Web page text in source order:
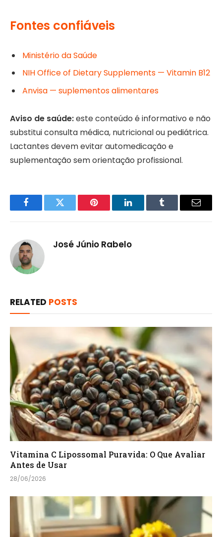
Fontes confiáveis
Ministério da Saúde
NIH Office of Dietary Supplements — Vitamin B12
Anvisa — suplementos alimentares
Aviso de saúde:este conteúdo é informativo e não
substitui consulta médica, nutricional ou pediátrica.
Lactantes devem evitar automedicação e
suplementação sem orientação profissional.
FacebookTwitter Pinterest LinkedInTumblr Email
José Júnio Rabelo
RELATED POSTS
Vitamina C Lipossomal Puravida: O Que Avaliar
Antes de Usar
28/06/2026